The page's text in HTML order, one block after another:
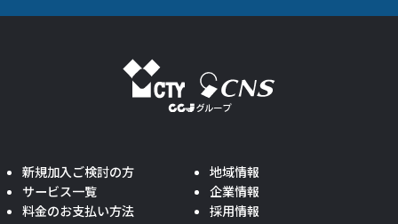
新規加入ご検討の方
サービス一覧
料金のお支払い方法
地域情報
企業情報
採用情報